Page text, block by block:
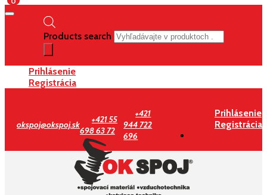
Products search
Prihlásenie
Registrácia
okspoj@okspoj.sk
+421 55
698 63 72
+421
944 722
696
Prihlásenie
Registrácia